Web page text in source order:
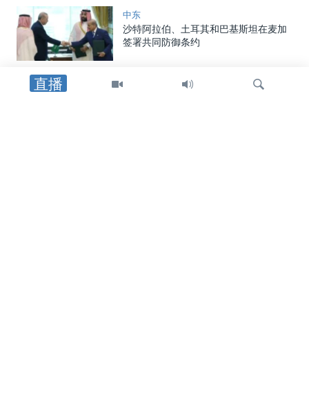
直播
中东
沙特阿拉伯、土耳其和巴基斯坦在麦加
签署共同防御条约